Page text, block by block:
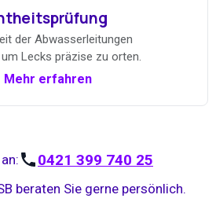
der Abwasserleitungen
Lecks präzise zu orten.
erfahren
0421 399 740 25
beraten Sie gerne persönlich.